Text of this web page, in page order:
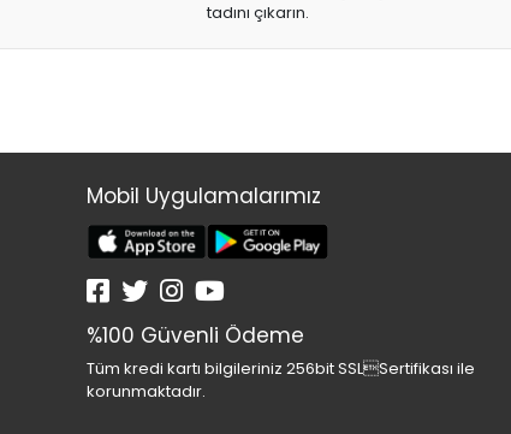
BAYINDIR
BEAR&DEAR
BECKS
BELMİL
BENETTON
BESTWAY
BEYAZ BALİNA YAYINLARI
tadını çıkarın.
Mobil Uygulamalarımız
%100 Güvenli Ödeme
Tüm kredi kartı bilgileriniz 256bit SSLSertifikası ile
korunmaktadır.